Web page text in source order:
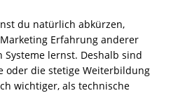
du natürlich abkürzen,
Erfahrung anderer
lernst. Deshalb sind
oder die stetige Weiterbildung
wichtiger, als technische